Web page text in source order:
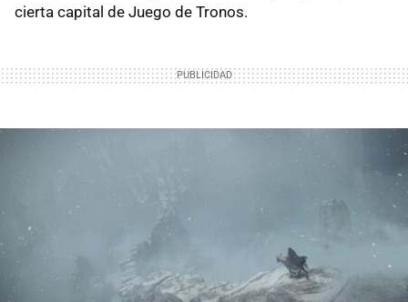
cierta capital de Juego de Tronos.